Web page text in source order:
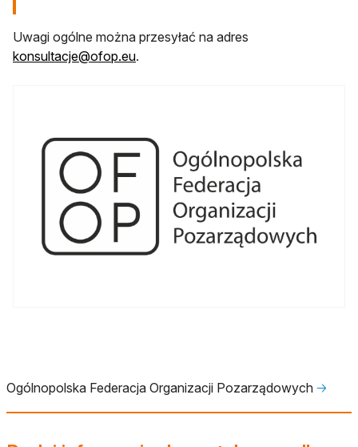
Uwagi ogólne można przesyłać na adres
konsultacje@ofop.euotwiera się w nowej karcie
.
Ogólnopolska Federacja Organizacji Pozarządowych 🡢